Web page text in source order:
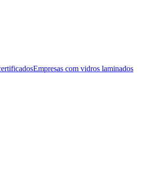
Empresas com vidros laminados